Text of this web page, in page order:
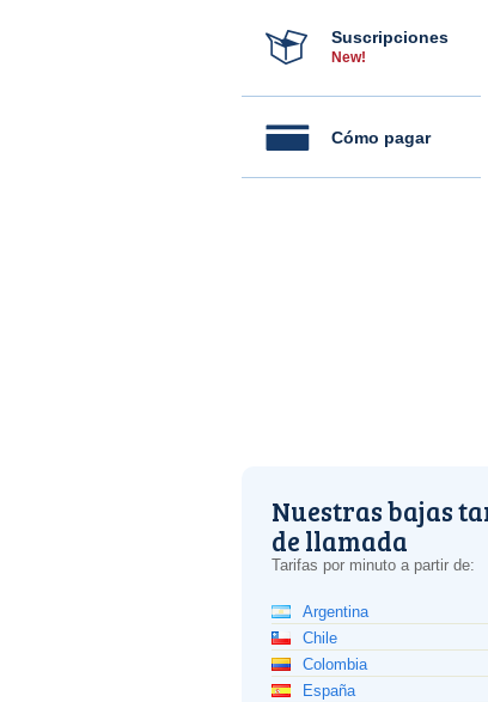
Suscripciones
New!
Cómo pagar
Nuestras bajas
de llamada
Tarifas por minuto a partir de:
Argentina
Chile
Colombia
España